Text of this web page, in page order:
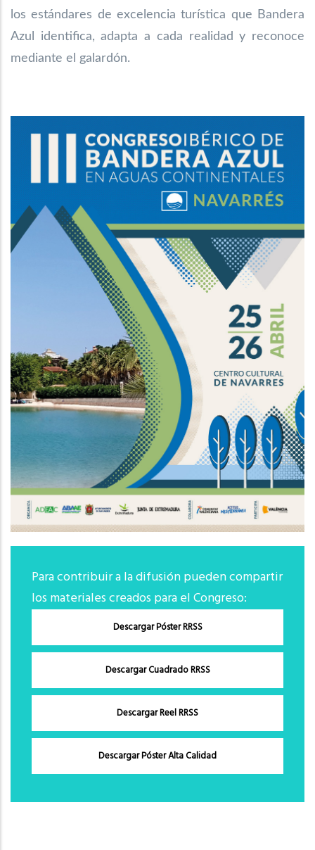
los estándares de excelencia turística que Bandera
Azul identifica, adapta a cada realidad y reconoce
mediante el galardón.
Para contribuir a la difusión pueden compartir
los materiales creados para el Congreso:
Descargar Póster RRSS
Descargar Cuadrado RRSS
Descargar Reel RRSS
Descargar Póster Alta Calidad